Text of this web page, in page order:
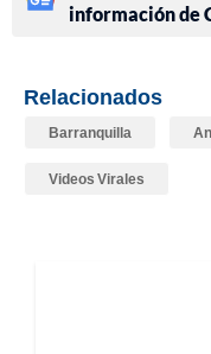
información de
Relacionados
Barranquilla
Videos Virales